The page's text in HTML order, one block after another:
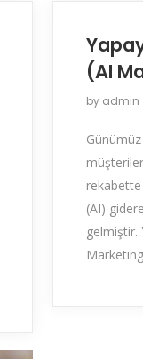
(AI
by admin
(AI)
gelmiştir.